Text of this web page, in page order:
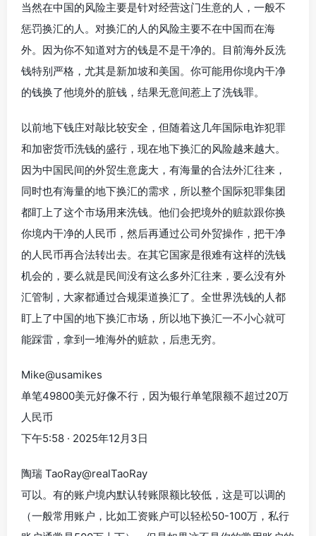
当然在中国的风险主要是针对经营这门生意的人，一般不
惩罚换汇的人。对换汇的人的风险主要不在中国而在海
外。因为你不知道对方的钱是不是干净的。目前海外反洗
钱特别严格，尤其是新加坡和美国。你可能用你境内干净
的钱换了他境外的脏钱，结果无意间惹上了洗钱罪。
以前地下钱庄对敲比较安全，但随着这几年国际电诈犯罪
和加密货币洗钱的盛行，现在地下换汇的风险越来越大。
因为中国民间的外贸生意庞大，有海量的合法外汇往来，
同时也有海量的地下换汇的需求，所以整个国际犯罪集团
都盯上了这个市场用来洗钱。他们会把境外的赃款跟你换
你境内干净的人民币，然后再通过公司外贸操作，把干净
的人民币再合法转出去。在其它国家是很难有这样的洗钱
机会的，要么就是民间没有这么多外汇往来，要么没有外
汇管制，大家都通过合规渠道换汇了。全世界洗钱的人都
盯上了中国的地下换汇市场，所以地下换汇一不小心就可
能踩雷，拿到一堆海外的赃款，后患无穷。
Mike@usamikes
单笔49800美元好像不行，因为银行单笔限额不超过20万
人民币
下午5:58 · 2025年12月3日
陶瑞 TaoRay@realTaoRay
可以。有的账户境内默认转账限额比较低，这是可以调的
（一般常用账户，比如工资账户可以轻松50-100万，私行